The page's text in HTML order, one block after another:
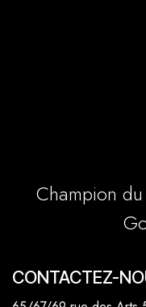
CONTACTEZ-
Champion